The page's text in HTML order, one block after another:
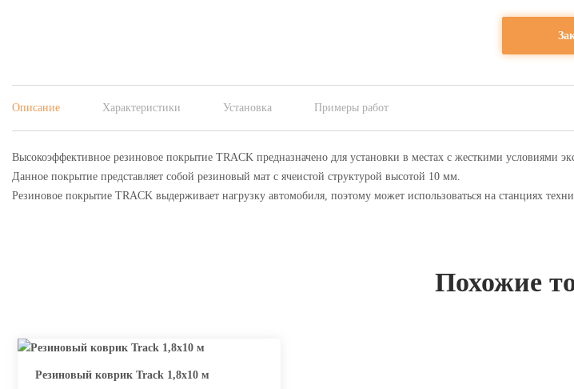
Описание Характеристики Установка Примеры работ
Высокоэффективное резиновое покрытие TRACK предназначено для установки в местах с жесткими условиями
Данное покрытие представляет собой резиновый мат с ячеистой структурой высотой 10 мм.
Резиновое покрытие TRACK выдерживает нагрузку автомобиля, поэтому может использоваться на станциях
Похожие
Резиновый коврик Track 1,8х10 м